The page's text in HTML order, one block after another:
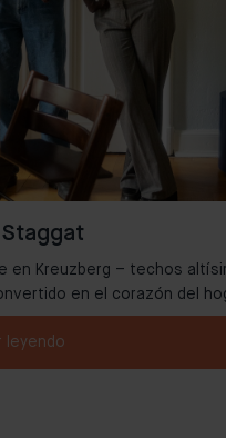
en Kreuzberg – techos
en el corazón del
leyendo